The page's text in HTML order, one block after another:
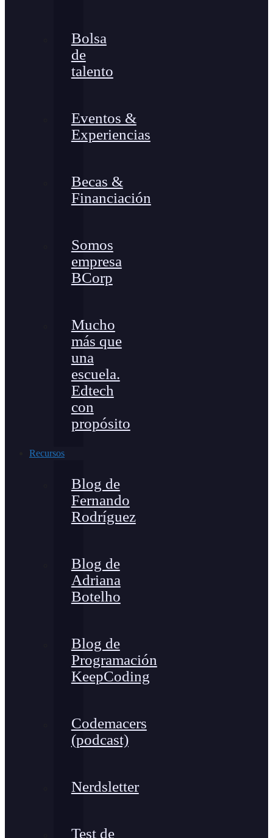
Bolsa
de
talento
Eventos &
Experiencias
Becas &
Financiación
Somos
empresa
BCorp
Mucho
más que
una
escuela.
Edtech
con
propósito
Recursos
Blog de
Fernando
Rodríguez
Blog de
Adriana
Botelho
Blog de
Programación
KeepCoding
Codemacers
(podcast)
Nerdsletter
Test de